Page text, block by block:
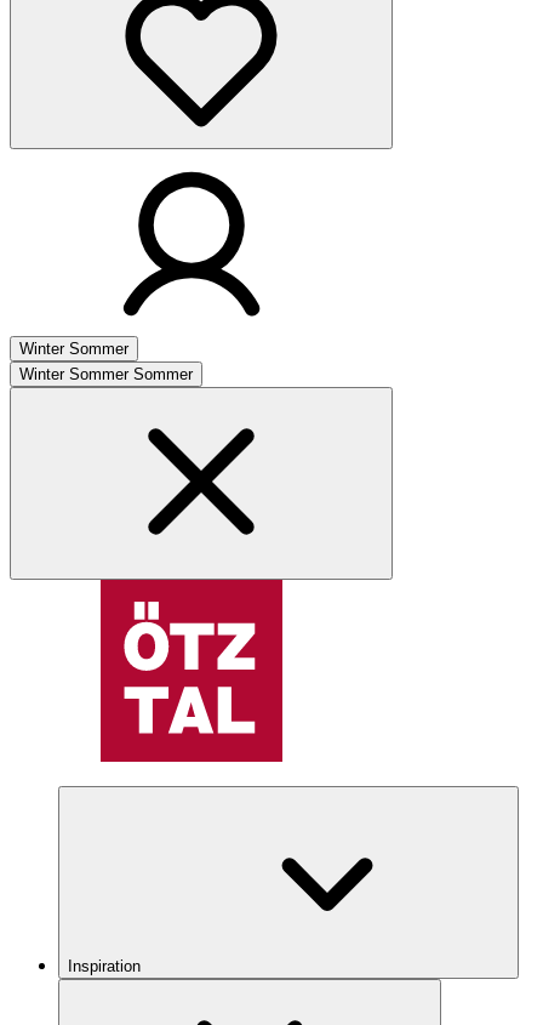
Winter Sommer
Winter Sommer Sommer
Inspiration